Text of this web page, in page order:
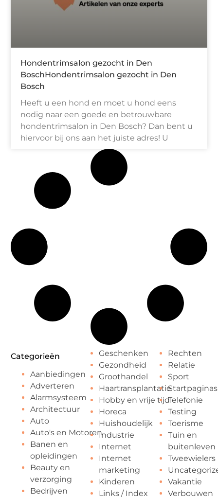
Hondentrimsalon gezocht in Den
BoschHondentrimsalon gezocht in Den
Bosch
Heeft u een hond en moet u hond eens
nodig naar een goede en betrouwbare
hondentrimsalon in Den Bosch? Dan bent u
hiervoor bij ons aan het juiste adres! U
Categorieën
Aanbiedingen
Adverteren
Alarmsysteem
Architectuur
Auto
Auto's en Motoren
Banen en
opleidingen
Beauty en
verzorging
Bedrijven
Geschenken
Gezondheid
Groothandel
Haartransplantatie
Hobby en vrije tijd
Horeca
Huishoudelijk
Industrie
Internet
Internet
marketing
Kinderen
Links / Index
Rechten
Relatie
Sport
Startpaginas
Telefonie
Testing
Toerisme
Tuin en
buitenleven
Tweewielers
Vakantie
Verbouwen